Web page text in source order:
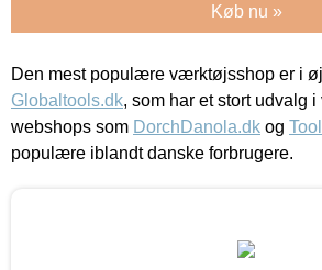
Køb nu »
Den mest populære værktøjsshop er i
Globaltools.dk, som har et stort udvalg
webshops som DorchDanola.dk og
populære iblandt danske forbrugere.